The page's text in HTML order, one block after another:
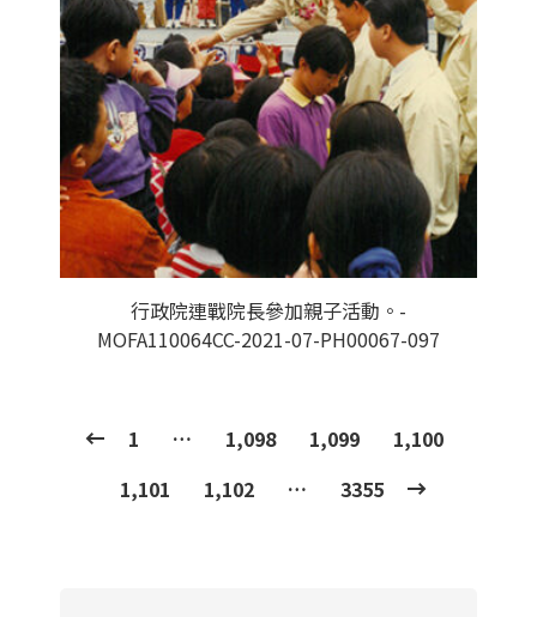
行政院連戰院長參加親子活動。-
MOFA110064CC-2021-07-PH00067-097
1 … 1,098 1,099
1,100
1,101
1,102 … 3355